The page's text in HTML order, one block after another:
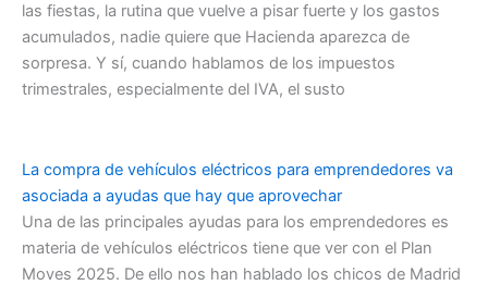
las fiestas, la rutina que vuelve a pisar fuerte y los gastos
acumulados, nadie quiere que Hacienda aparezca de
sorpresa. Y sí, cuando hablamos de los impuestos
trimestrales, especialmente del IVA, el susto
La compra de vehículos eléctricos para emprendedores va
asociada a ayudas que hay que aprovechar
Una de las principales ayudas para los emprendedores es
materia de vehículos eléctricos tiene que ver con el Plan
Moves 2025. De ello nos han hablado los chicos de Madrid